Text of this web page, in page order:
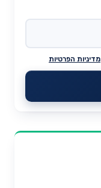
מדיניות הפרטיות